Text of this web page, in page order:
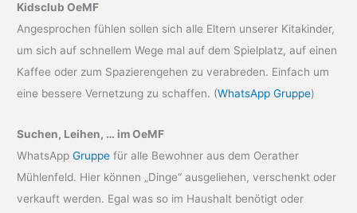
Kidsclub OeMF
Angesprochen fühlen sollen sich alle Eltern unserer Kitakinder,
um sich auf schnellem Wege mal auf dem Spielplatz, auf einen
Kaffee oder zum Spazierengehen zu verabreden. Einfach um
eine bessere Vernetzung zu schaffen. (WhatsApp Gruppe)
Suchen, Leihen, … im OeMF
WhatsAppGruppe für alle Bewohner aus dem Oerather
Mühlenfeld. Hier können „Dinge“ ausgeliehen, verschenkt oder
verkauft werden. Egal was so im Haushalt benötigt oder